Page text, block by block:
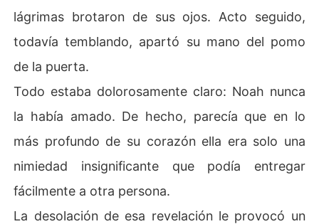
lágrimas brotaron de sus ojos. Acto seguido,
todavía temblando, apartó su mano del pomo
de la puerta.
Todo estaba dolorosamente claro: Noah nunca
la había amado. De hecho, parecía que en lo
más profundo de su corazón ella era solo una
nimiedad insignificante que podía entregar
fácilmente a otra persona.
La desolación de esa revelación le provocó un